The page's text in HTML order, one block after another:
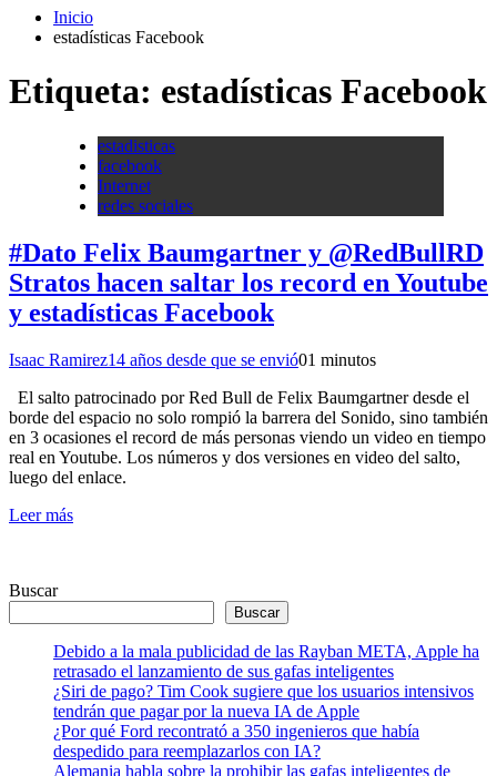
Inicio
estadísticas Facebook
Etiqueta: estadísticas Facebook
estadisticas
facebook
Internet
redes sociales
#Dato Felix Baumgartner y @RedBullRD
Stratos hacen saltar los record en Youtube
y estadísticas Facebook
Isaac Ramirez14 años desde que se envió01 minutos
El salto patrocinado por Red Bull de Felix Baumgartner desde el
borde del espacio no solo rompió la barrera del Sonido, sino también
en 3 ocasiones el record de más personas viendo un video en tiempo
real en Youtube. Los números y dos versiones en video del salto,
luego del enlace.
Leer más
Buscar
Buscar
Debido a la mala publicidad de las Rayban META, Apple ha
retrasado el lanzamiento de sus gafas inteligentes
¿Siri de pago? Tim Cook sugiere que los usuarios intensivos
tendrán que pagar por la nueva IA de Apple
¿Por qué Ford recontrató a 350 ingenieros que había
despedido para reemplazarlos con IA?
Alemania habla sobre la prohibir las gafas inteligentes de